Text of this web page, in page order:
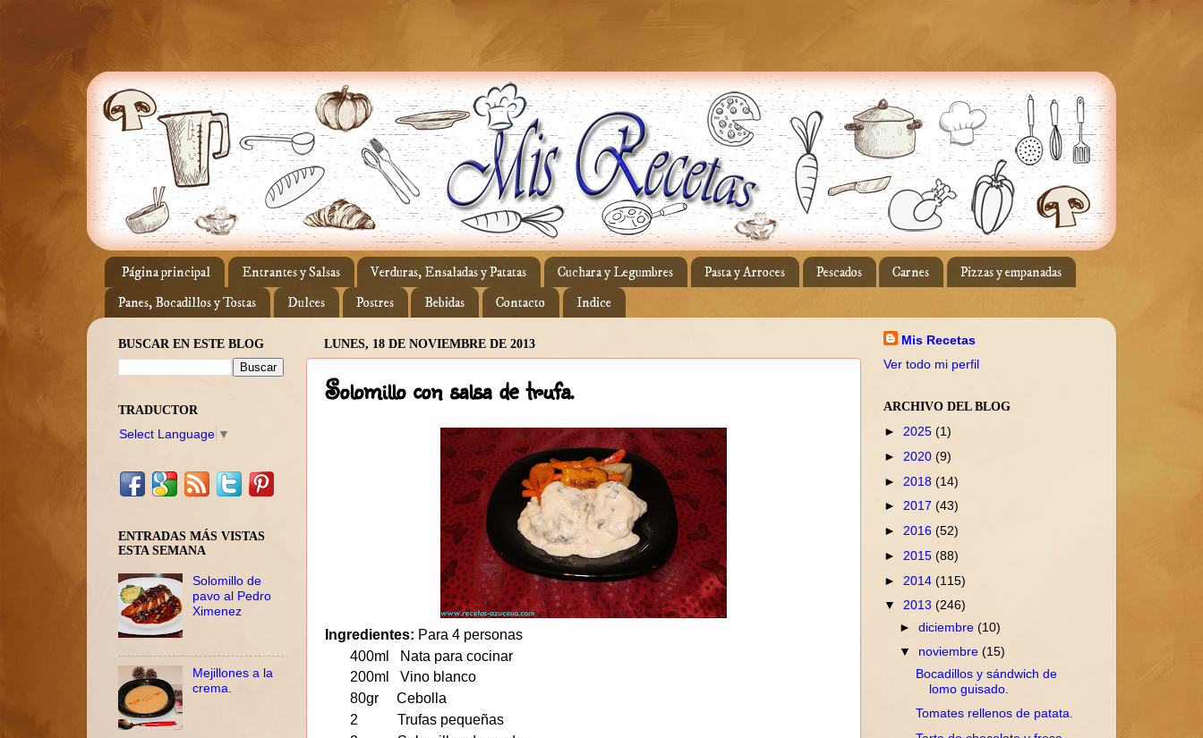
Página principal Entrantes y Salsas Verduras, Ensaladas y Patatas Cuchara y Legumbres Pasta y Arroces Pescados Carnes
Pizzas y empanadas
Panes, Bocadillos y Tostas
Dulces Postres Bebidas Contacto Indice
LUNES, 18 DE NOVIEMBRE DE 2013
Solomillo con salsa de trufa.
Ingredientes: Para 4 personas
400ml Nata para cocinar
200ml Vino blanco
80gr Cebolla
2 Trufas pequeñas
BUSCAR EN ESTE BLOG
TRADUCTOR
Select Language ▼
ENTRADAS MÁS VISTAS
ESTA SEMANA
Solomillo de
pavo al Pedro
Ximenez
Mejillones a la
crema.
Mis Recetas
Ver todo mi perfil
ARCHIVO DEL BLOG
► 2025 (1)
► 2020 (9)
► 2018 (14)
► 2017 (43)
► 2016 (52)
► 2015 (88)
► 2014 (115)
▼ 2013 (246)
►diciembre(10)
▼ noviembre(15)
Bocadillos y sándwich de
lomo guisado.
Tomates rellenos de patata.